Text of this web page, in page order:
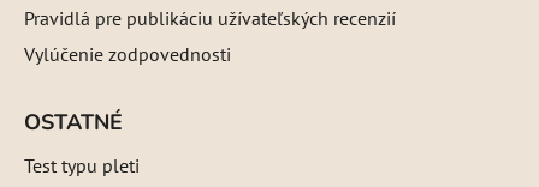
Pravidlá pre publikáciu užívateľských recenzií
Vylúčenie zodpovednosti
OSTATNÉ
Test typu pleti